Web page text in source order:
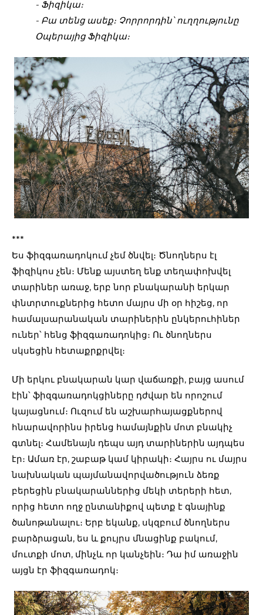
- Ֆիզիկա։
- Բա տենց ասեք։ Չորրորդին՝ ուղղությունը
Օպերայից Ֆիզիկա։
***
Ես ֆիզգառադոկում չեմ ծնվել։ Ծնողներս էլ
ֆիզիկոս չեն։ Մենք այստեղ ենք տեղափոխվել
տարիներ առաջ, երբ նոր բնակարանի երկար
փնտրտուքներից հետո մայրս մի օր հիշեց, որ
համալսարանական տարիներին ընկերուհիներ
ուներ՝ հենց ֆիզգառադոկից։ Ու ծնողներս
սկսեցին հետաքրքրվել։
Մի երկու բնակարան կար վաճառքի, բայց ասում
էին՝ ֆիզգառադոկցիները դժվար են որոշում
կայացնում։ Ուզում են աշխարհայացքներով
հնարավորինս իրենց համայնքին մոտ բնակիչ
գտնել։ Համենայն դեպս այդ տարիներին այդպես
էր։ Ամառ էր, շաբաթ կամ կիրակի։ Հայրս ու մայրս
նախնական պայմանավորվածություն ձեռք
բերեցին բնակարաններից մեկի տերերի հետ,
որից հետո ողջ ընտանիքով պետք է գնայինք
ծանոթանալու։ Երբ եկանք, սկզբում ծնողներս
բարձրացան, ես և քույրս մնացինք բակում,
մուտքի մոտ, մինչև որ կանչեին։ Դա իմ առաջին
այցն էր ֆիզգառադոկ։